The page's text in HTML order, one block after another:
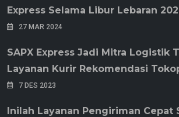
Express Selama Libur Lebaran
27 MAR 2024
SAPX Express Jadi Mitra Logistik
Layanan Kurir Rekomendasi
7 DES 2023
Inilah Layanan Pengiriman Cepat